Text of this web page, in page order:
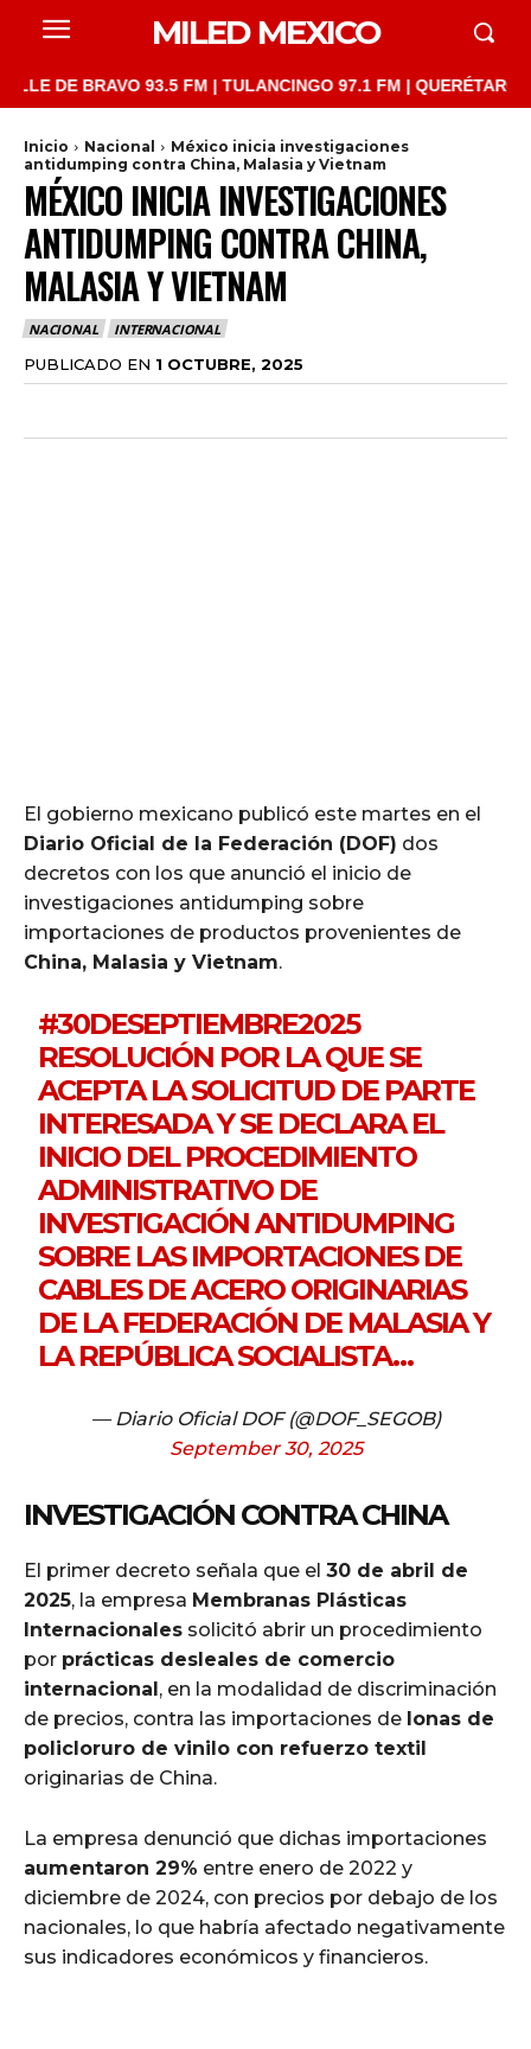
MILED MEXICO
BRAVO 93.5 FM | TULANCINGO 97.1 FM | QUERÉTARO
Inicio Nacional
México inicia investigaciones
antidumping contra China, Malasia y Vietnam
MÉXICO INICIA INVESTIGACIONES
ANTIDUMPING CONTRA CHINA,
MALASIA Y VIETNAM
NACIONAL INTERNACIONAL
PUBLICADO EN 1 OCTUBRE, 2025
El gobierno mexicano publicó este martes en el
Diario Oficial de la Federación (DOF) dos
decretos con los que anunció el inicio de
investigaciones antidumping sobre
importaciones de productos provenientes de
China, Malasia y Vietnam.
#30DESEPTIEMBRE2025
RESOLUCIÓN POR LA QUE SE
ACEPTA LA SOLICITUD DE PARTE
INTERESADA Y SE DECLARA EL
INICIO DEL PROCEDIMIENTO
ADMINISTRATIVO DE
INVESTIGACIÓN ANTIDUMPING
SOBRE LAS IMPORTACIONES DE
CABLES DE ACERO ORIGINARIAS
DE LA FEDERACIÓN DE MALASIA Y
LA REPÚBLICA SOCIALISTA…
— Diario Oficial DOF (@DOF_SEGOB)
September 30, 2025
INVESTIGACIÓN CONTRA CHINA
El primer decreto señala que el 30 de abril de
2025, la empresa Membranas Plásticas
Internacionales solicitó abrir un procedimiento
por prácticas desleales de comercio
internacional , en la modalidad de discriminación
de precios, contra las importaciones de lonas de
policloruro de vinilo con refuerzo textil
originarias de China.
La empresa denunció que dichas importaciones
aumentaron 29% entre enero de 2022 y
diciembre de 2024, con precios por debajo de los
nacionales, lo que habría afectado negativamente
sus indicadores económicos y financieros.